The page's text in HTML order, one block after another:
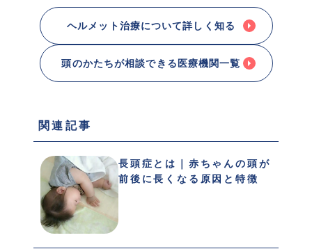
ヘルメット治療について詳しく知る
頭のかたちが相談できる医療機関一覧
関連記事
長頭症とは｜赤ちゃんの頭が
前後に長くなる原因と特徴